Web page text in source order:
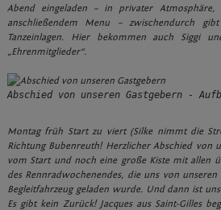
Abend eingeladen – in privater
anschließendem Menu – zwischendurch
Tanzeinlagen. Hier bekommen auch Siggi
„Ehrenmitglieder“.
Abschied von unseren Gastgebern -
Montag früh Start zu viert (Silke nimmt die
Richtung Bubenreuth! Herzlicher Abschied von
vom Start und noch eine große Kiste mit allen
des Rennradwochenendes, die uns von
Begleitfahrzeug geladen wurde. Und dann ist
Es gibt kein Zurück! Jacques aus Saint-Gilles